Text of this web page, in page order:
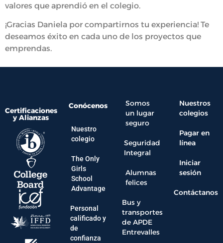
valores que aprendió en el colegio.
¡Gracias Daniela por compartirnos tu experiencia! Te
deseamos éxito en cada uno de los proyectos que
emprendas.
Certificaciones
y Alianzas
Conócenos
Nuestro
colegio
The Only
Girls
School
Advantage
Personal
calificado y
de
confianza
Somos
un lugar
seguro
Seguridad
Integral
Alumnas
felices
Bus y
transportes
de APDE
Entrevalles
Nuestros
colegios
Pagar en
línea
Iniciar
sesión
Contáctanos